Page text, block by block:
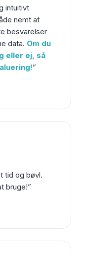
intuitivt
nemt at
besvarelser
data. Om du
eller ej, så
”
tid og bøvl.
bruge!”